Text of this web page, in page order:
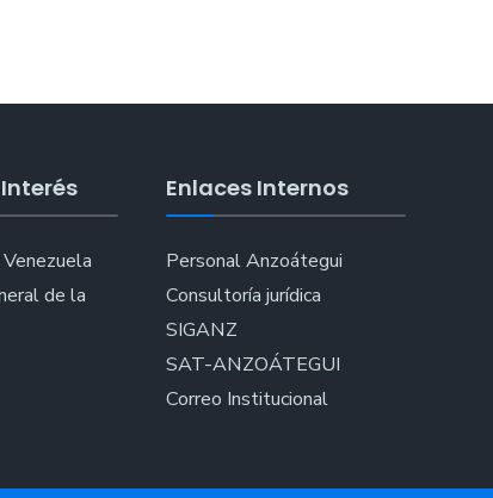
de la
Enlaces Internos
Personal Anzoátegui
Consultoría jurídica
SIGANZ
SAT-ANZOÁTEGUI
Correo Institucional